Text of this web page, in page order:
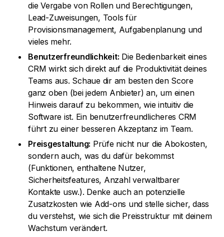
die Vergabe von Rollen und Berechtigungen,
Lead-Zuweisungen, Tools für
Provisionsmanagement, Aufgabenplanung und
vieles mehr.
Benutzerfreundlichkeit: Die Bedienbarkeit eines
CRM wirkt sich direkt auf die Produktivität deines
Teams aus. Schaue dir am besten den Score
ganz oben (bei jedem Anbieter) an, um einen
Hinweis darauf zu bekommen, wie intuitiv die
Software ist. Ein benutzerfreundlicheres CRM
führt zu einer besseren Akzeptanz im Team.
Preisgestaltung: Prüfe nicht nur die Abokosten,
sondern auch, was du dafür bekommst
(Funktionen, enthaltene Nutzer,
Sicherheitsfeatures, Anzahl verwaltbarer
Kontakte usw.). Denke auch an potenzielle
Zusatzkosten wie Add-ons und stelle sicher, dass
du verstehst, wie sich die Preisstruktur mit deinem
Wachstum verändert.